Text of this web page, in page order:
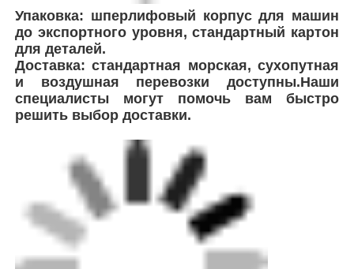
Упаковка: шперлифовый корпус для машин
до экспортного уровня, стандартный картон
для деталей.
Доставка: стандартная морская, сухопутная
и воздушная перевозки доступны.Наши
специалисты могут помочь вам быстро
решить выбор доставки.